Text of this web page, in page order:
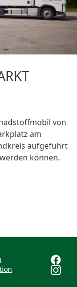
von
am
aufgeführt
können.